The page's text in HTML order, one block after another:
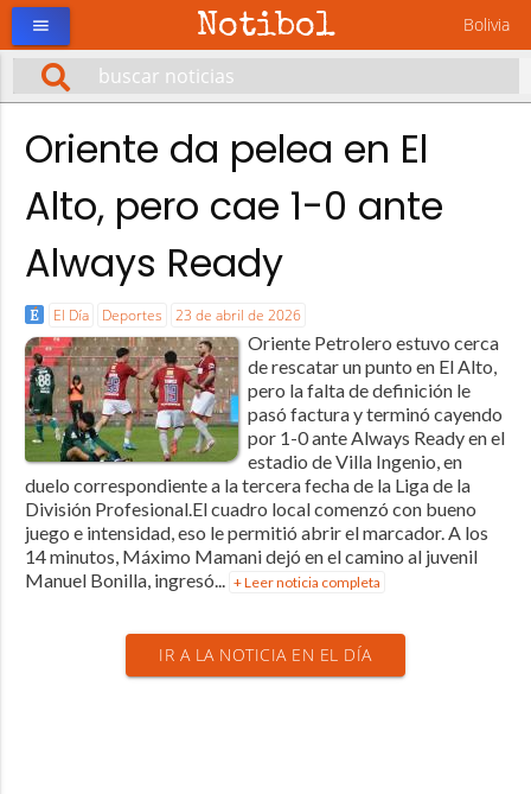
Notibol Bolivia
menu
Oriente da pelea en El
Alto, pero cae 1-0 ante
Always Ready
El Día Deportes 23 de abril de 2026
Oriente Petrolero estuvo cerca
de rescatar un punto en El Alto,
pero la falta de definición le
pasó factura y terminó cayendo
por 1-0 ante Always Ready en el
estadio de Villa Ingenio, en
duelo correspondiente a la tercera fecha de la Liga de la
División Profesional.El cuadro local comenzó con bueno
juego e intensidad, eso le permitió abrir el marcador. A los
14 minutos, Máximo Mamani dejó en el camino al juvenil
Manuel Bonilla, ingresó... + Leer noticia completa
IR A LA NOTICIA EN EL DÍA